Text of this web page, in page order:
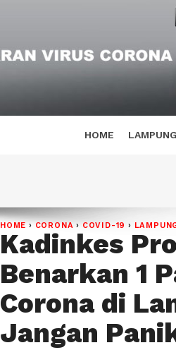
HOME
HOME › CORONA › COVID-19 ›
Kadinkes
Benarkan 1
Corona di
Jangan